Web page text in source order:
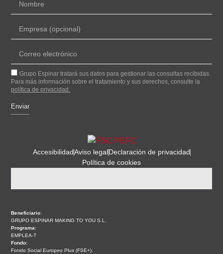
Grupo Espinar tratará sus datos para gestionar las consultas recibidas.
Para más información sobre el tratamiento y sus derechos, consulte la
política de privacidad.
Enviar
AccesibilidadAviso legalDeclaración de privacidad
Política de cookies
Beneficiario:
GRUPO ESPINAR MAKING TO YOU S.L.
Programa:
EMPLEA-T
Fondo:
Fondo Social Europeo Plus (FSE+).